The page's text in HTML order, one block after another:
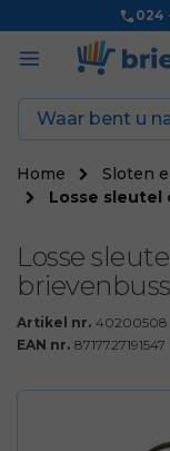
024
Home Sloten
Losse sleutel
Losse
Artikel nr. 40200508
EAN nr. 8717727191547